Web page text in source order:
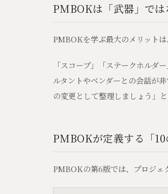
PMBOKは「武器」では
PMBOKを学ぶ最大のメリットは
「スコープ」「ステークホルダ
ルタントやベンダーとの会話が
の変更として整理しましょう」
PMBOKが定義する「10
PMBOKの第6版では、プロジェ